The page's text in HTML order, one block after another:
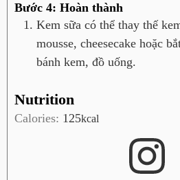
Bước 4: Hoàn thành
Kem sữa có thể thay thế
mousse, cheesecake hoặc
bánh kem, đồ uống.
Nutrition
Calories: 125kcal